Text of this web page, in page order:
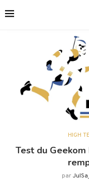
HIGH
Test du
par